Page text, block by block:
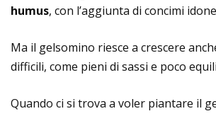
humus, con l’aggiunta di concimi
Ma il gelsomino riesce a crescere
difficili, come pieni di sassi e poco
Quando ci si trova a voler piantare il